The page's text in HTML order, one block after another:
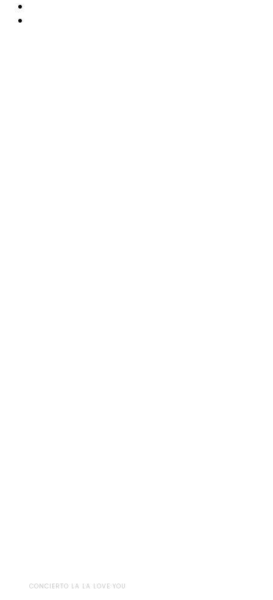
CONCIERTO LA LA LOVE YOU